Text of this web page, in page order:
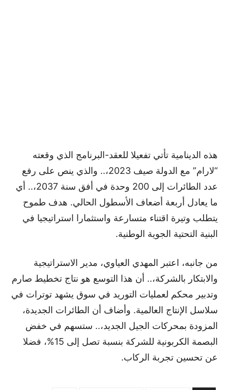
هذه الدينامية تأتي تفعيلا للعقد-البرنامج الذي وقعته
“لارام” مع الدولة صيف 2023،.. والذي ينص على رفع
عدد الطائرات إلى 200 وحدة في أفق سنة 2037،.. أي
ما يعادل أربعة أضعاف الأسطول الحالي. هدف طموح
يتطلب وتيرة اقتناء متسارعة واستثمارا استراتيجيا في
البنية التحتية الجوية الوطنية.
من جانبه، اعتبر المهدي العياوي، مدير الاستراتيجية
والابتكار بالشركة،.. أن هذا التوسع هو نتاج تخطيط صارم
وتدبير محكم لعمليات التوريد في سوق يشهد توترات في
سلاسل الإنتاج العالمية. وأضاف أن الطائرات الجديدة،
المزودة بمحركات الجيل الجديد،.. ستسهم في خفض
البصمة الكربونية للشركة بنسبة تصل إلى 15%، فضلا
عن تحسين تجربة الركاب.